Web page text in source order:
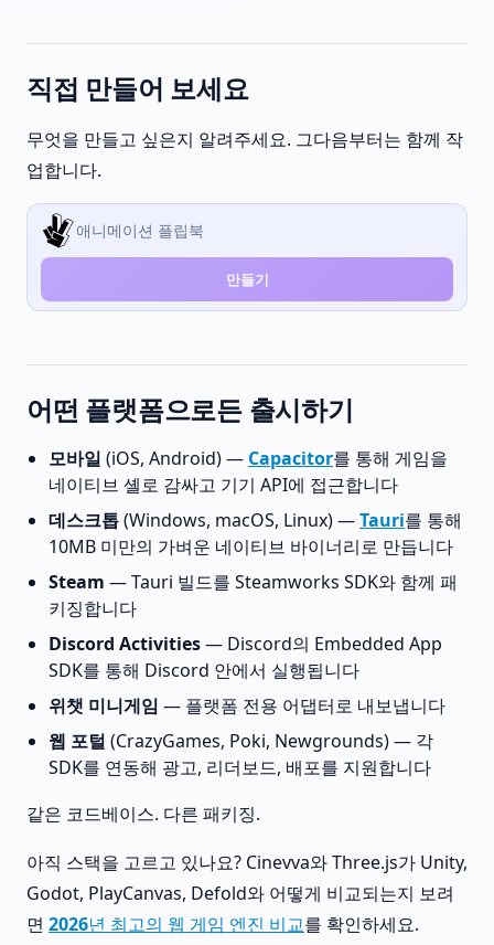
직접 만들어 보세요
무엇을 만들고 싶은지 알려주세요. 그다음부터는 함께 작
업합니다.
만들기
어떤 플랫폼으로든 출시하기
모바일 (iOS, Android) — Capacitor를 통해 게임을
네이티브 셸로 감싸고 기기 API에 접근합니다
데스크톱(Windows, macOS, Linux) —Tauri를 통해
10MB 미만의 가벼운 네이티브 바이너리로 만듭니다
Steam — Tauri 빌드를 Steamworks SDK와 함께 패
키징합니다
Discord Activities— Discord의 Embedded App
SDK를 통해 Discord 안에서 실행됩니다
위챗 미니게임 — 플랫폼 전용 어댑터로 내보냅니다
웹 포털 (CrazyGames, Poki, Newgrounds) — 각
SDK를 연동해 광고, 리더보드, 배포를 지원합니다
같은 코드베이스. 다른 패키징.
아직 스택을 고르고 있나요? Cinevva와 Three.js가 Unity,
Godot, PlayCanvas, Defold와 어떻게 비교되는지 보려
면 2026년 최고의 웹 게임 엔진 비교를 확인하세요.